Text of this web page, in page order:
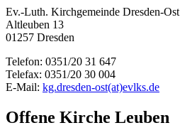
Ev.-Luth. Kirchgemeinde Dresden-Ost
Altleuben 13
01257 Dresden
Telefon: 0351/20 31 647
Telefax: 0351/20 30 004
E-Mail: kg.dresden-ost(at)evlks.de
Offene Kirche Leuben